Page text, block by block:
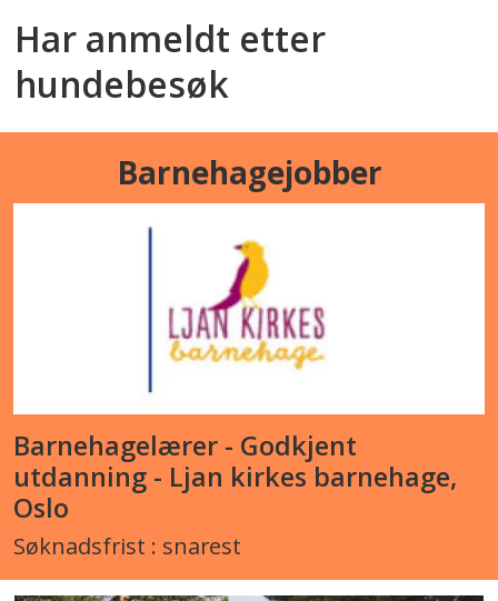
Har anmeldt etter
hundebesøk
Barnehagejobber
Barnehagelærer - Godkjent
utdanning - Ljan kirkes barnehage,
Oslo
Søknadsfrist : snarest